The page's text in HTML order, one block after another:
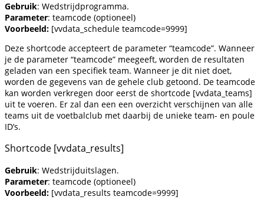
Gebruik: Wedstrijdprogramma.
Parameter: teamcode (optioneel)
Voorbeeld: [vvdata_schedule teamcode=9999]
Deze shortcode accepteert de parameter “teamcode”. Wanneer
je de parameter “teamcode” meegeeft, worden de resultaten
geladen van een specifiek team. Wanneer je dit niet doet,
worden de gegevens van de gehele club getoond. De teamcode
kan worden verkregen door eerst de shortcode [vvdata_teams]
uit te voeren. Er zal dan een een overzicht verschijnen van alle
teams uit de voetbalclub met daarbij de unieke team- en poule
ID’s.
Shortcode [vvdata_results]
Gebruik: Wedstrijduitslagen.
Parameter: teamcode (optioneel)
Voorbeeld: [vvdata_results teamcode=9999]